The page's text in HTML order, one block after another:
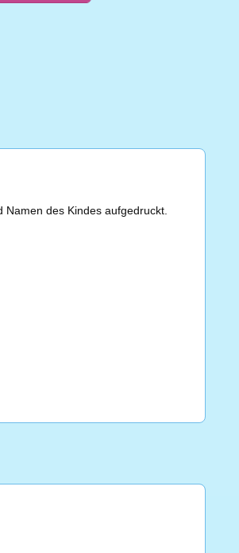
des Kindes aufgedruckt.